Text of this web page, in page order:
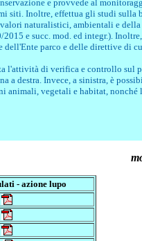
e provvede al
siti. Inoltre, effettua gli studi
naturalistici, ambientali e
2015 e succ. mod. ed integr.).
parco e delle direttive di
l'attività di verifica e controllo
a destra. Invece, a sinistra, è
vegetali e habitat,
- azione lupo